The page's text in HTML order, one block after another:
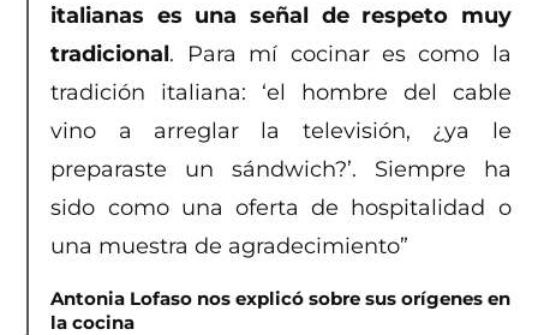
italianas es una señal de respeto muy
tradicional. Para mí cocinar es como la
tradición italiana: ‘el hombre del cable
vino a arreglar la televisión, ¿ya le
preparaste un sándwich?’. Siempre ha
sido como una oferta de hospitalidad o
una muestra de agradecimiento”
Antonia Lofaso nos explicó sobre sus orígenes en
la cocina